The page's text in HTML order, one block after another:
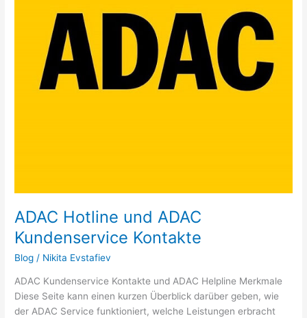
ADAC Hotline und ADAC
Kundenservice Kontakte
Blog / Nikita Evstafiev
ADAC Kundenservice Kontakte und ADAC Helpline Merkmale
Diese Seite kann einen kurzen Überblick darüber geben, wie
der ADAC Service funktioniert, welche Leistungen erbracht